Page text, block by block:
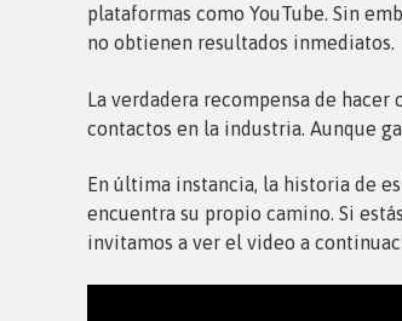
plataformas como YouTube. Sin
no obtienen resultados inmediatos.
La verdadera recompensa de
contactos en la industria. Aunque
En última instancia, la historia de
encuentra su propio camino. Si
invitamos a ver el video a